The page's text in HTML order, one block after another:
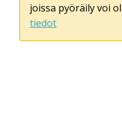
joissa pyöräily voi
tiedot